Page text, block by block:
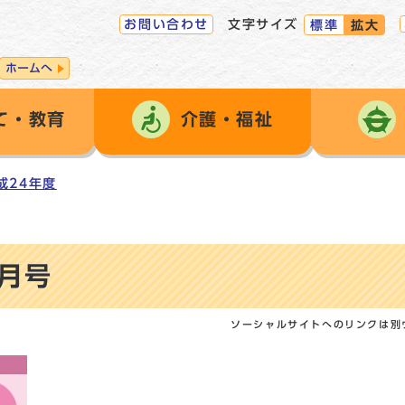
ホームへ
お問い合わせ 文字サイズ 標準 拡大
・教育 介護・福祉
24年度
号
ソーシャルサイトへのリンクは